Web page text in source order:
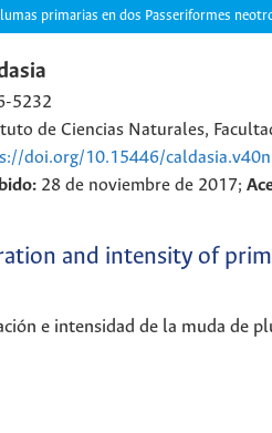
primarias en dos Passeriformes